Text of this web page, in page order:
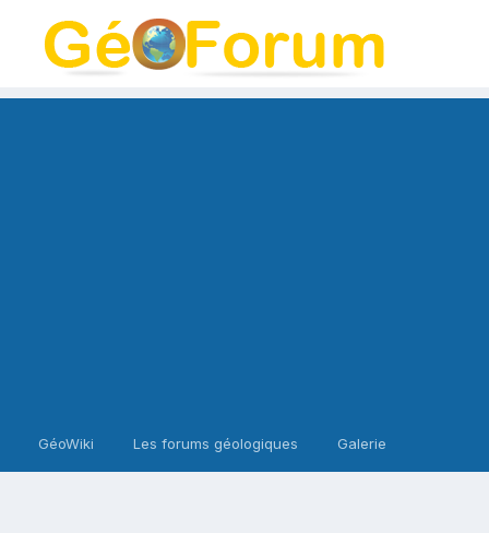
GéoWiki Les forums géologiques Galerie